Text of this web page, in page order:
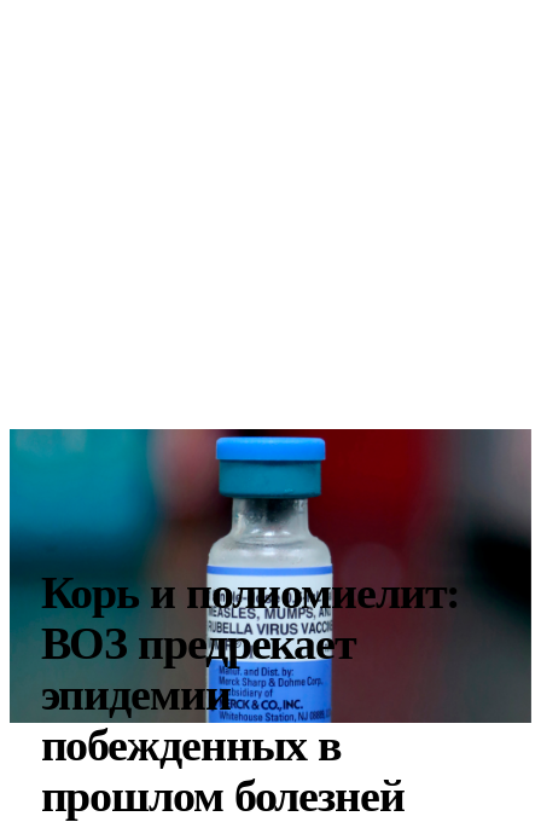
Корь и полиомиелит:
ВОЗ предрекает
эпидемии
побежденных в
прошлом болезней